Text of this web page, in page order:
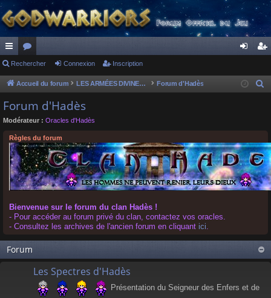
ac
co
ur
ci
or
u
s
ne cri
Rechercher Connexion Inscription
Accueil du forum LES ARMÉES DIVINES - FORUMS DE CLAN Forum d'Hadès
r
c
h
e
Forum d'Hadès
Modérateur : Oracles d'Hadès
Règles du forum
Bienvenue sur le forum du clan Hadès !
- Pour accéder au forum privé du clan, contactez vos oracles.
- Consultez les archives de l'ancien forum en cliquant ici.
Forum
Les Spectres d'Hadès
Présentation du Seigneur des Enfers et de